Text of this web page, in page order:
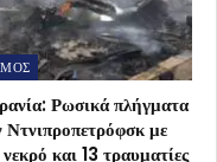
Ρωσικά πλήγματα
Ντνιπροπετρόφσκ με
και 13 τραυματίες